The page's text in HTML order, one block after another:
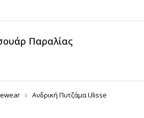
Παραλίας
Ανδρική Πυτζάμα Ulisse